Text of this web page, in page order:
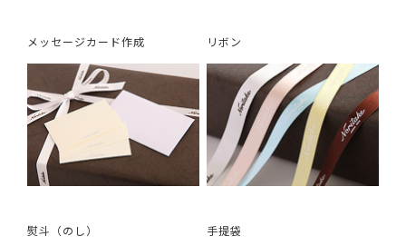
メッセージカード作成 リボン
熨斗（のし） 手提袋